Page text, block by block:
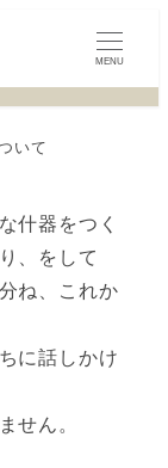
MENU
いて
什器をつく
、をして
ね、これか
に話しかけ
せん。